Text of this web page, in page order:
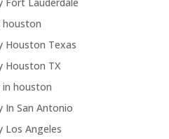
houston
Houston Texas
Houston TX
houston
In San Antonio
Los Angeles